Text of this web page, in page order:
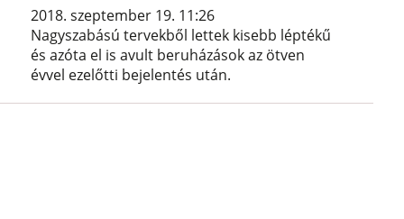
2018. szeptember 19. 11:26
Nagyszabású tervekből lettek kisebb léptékű
és azóta el is avult beruházások az ötven
évvel ezelőtti bejelentés után.